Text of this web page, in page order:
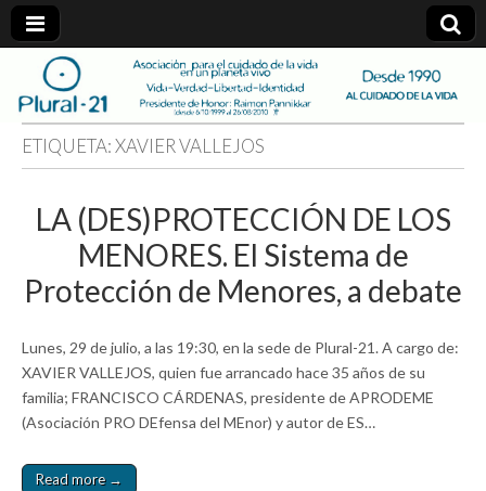
plural-
21.org
ETIQUETA:XAVIER VALLEJOS
LA (DES)PROTECCIÓN DE LOS
MENORES. El Sistema de
Protección de Menores, a debate
Lunes, 29 de julio, a las 19:30, en la sede de Plural-21. A cargo de:
XAVIER VALLEJOS, quien fue arrancado hace 35 años de su
familia; FRANCISCO CÁRDENAS, presidente de APRODEME
(Asociación PRO DEfensa del MEnor) y autor de ES…
Read more →